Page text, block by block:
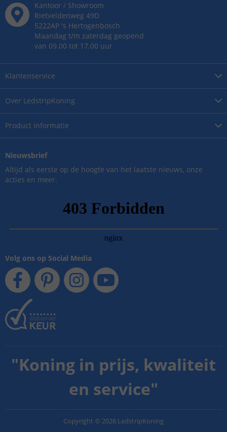
Over LedstripKoning
Product informatie
Klantenservice
Kantoor / Showroom
Rietveldenweg 49D
5222AP 's Hertogenbosch
Maandag t/m zaterdag geopend
van 09.00 tot 17.00 uur
Nieuwsbrief
Altijd als eerste op de hoogte van het laatste nieuws, onze
acties en meer.
Volg ons op Social Media
"Koning in prijs, kwaliteit
en service"
Copyright © 2026 LedstripKoning